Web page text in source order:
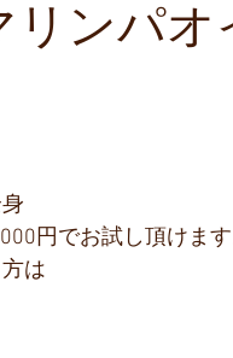
ンパ
円でお試し頂けます
は